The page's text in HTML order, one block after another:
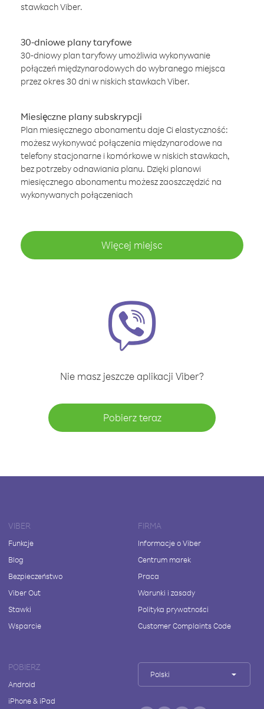
stawkach Viber.
30-dniowe plany taryfowe
30-dniowy plan taryfowy umożliwia wykonywanie
połączeń międzynarodowych do wybranego miejsca
przez okres 30 dni w niskich stawkach Viber.
Miesięczne plany subskrypcji
Plan miesięcznego abonamentu daje Ci elastyczność:
możesz wykonywać połączenia międzynarodowe na
telefony stacjonarne i komórkowe w niskich stawkach,
bez potrzeby odnawiania planu. Dzięki planowi
miesięcznego abonamentu możesz zaoszczędzić na
wykonywanych połączeniach
Więcej miejsc
Nie masz jeszcze aplikacji Viber?
Pobierz teraz
VIBER
Funkcje
Blog
Bezpieczeństwo
Viber Out
Stawki
Wsparcie
FIRMA
Informacje o Viber
Centrum marek
Praca
Warunki i zasady
Polityka prywatności
Customer Complaints Code
POBIERZ
Android
iPhone & iPad
Polski